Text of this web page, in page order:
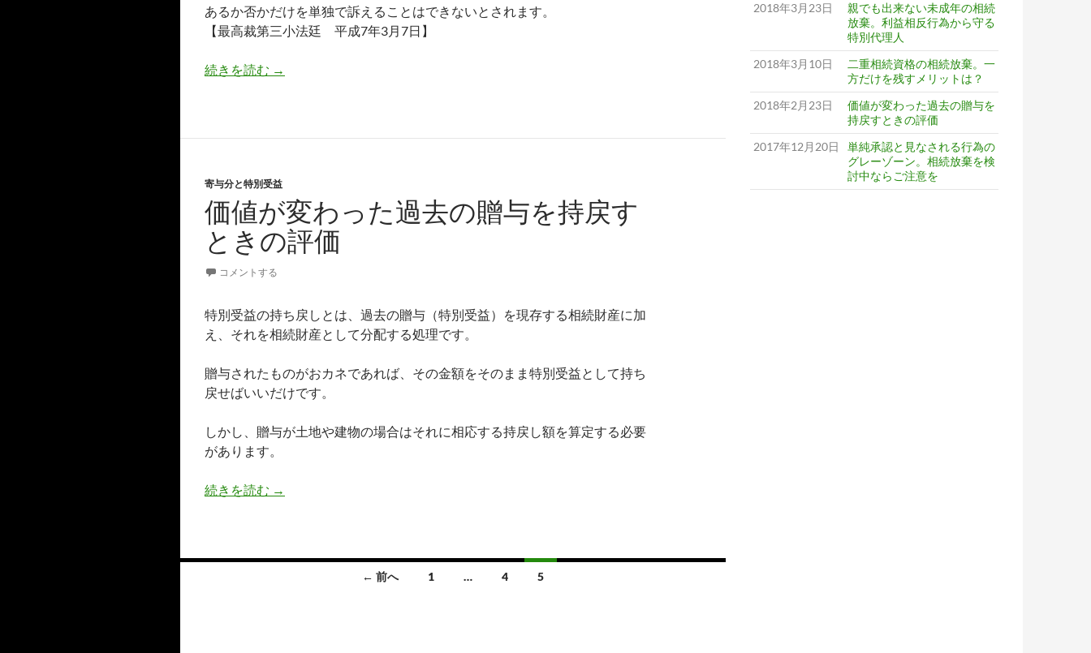
あるか否かだけを単独で訴えることはできないとされます。
【最高裁第三小法廷 平成7年3月7日】
続きを読む 特別受益の持戻しだけの単独の申立ては不可。あくまで遺産分割協議の一要素
→
寄与分と特別受益
価値が変わった過去の贈与を持戻す
ときの評価
コメントする
特別受益の持ち戻しとは、過去の贈与（特別受益）を現存する相続財産に加
え、それを相続財産として分配する処理です。
贈与されたものがおカネであれば、その金額をそのまま特別受益として持ち
戻せばいいだけです。
しかし、贈与が土地や建物の場合はそれに相応する持戻し額を算定する必要
があります。
続きを読む 価値が変わった過去の贈与を持戻すときの評価
→
← 前へ 1 … 4 5
2018年3月23日
親でも出来ない未成年の相続
放棄。利益相反行為から守る
特別代理人
2018年3月10日
二重相続資格の相続放棄。一
方だけを残すメリットは？
2018年2月23日
価値が変わった過去の贈与を
持戻すときの評価
2017年12月20日
単純承認と見なされる行為の
グレーゾーン。相続放棄を検
討中ならご注意を